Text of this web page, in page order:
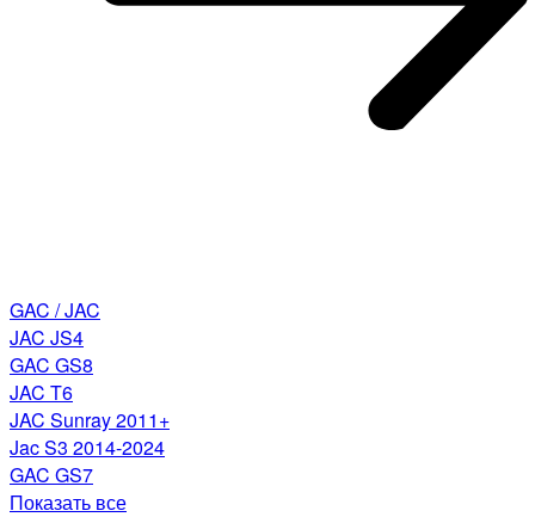
GAC / JAC
JAC JS4
GAC GS8
JAC T6
JAC Sunray 2011+
Jac S3 2014-2024
GAC GS7
Показать все